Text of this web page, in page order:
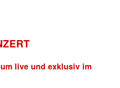
live und exklusiv im